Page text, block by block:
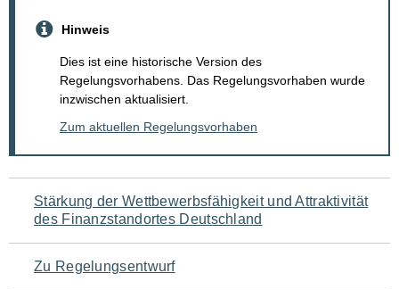
Hinweis
Dies ist eine historische Version des
Regelungsvorhabens. Das Regelungsvorhaben wurde
inzwischen aktualisiert.
Zum aktuellen Regelungsvorhaben
Navigation
für
den
Stärkung der Wettbewerbsfähigkeit und Attraktivität
des Finanzstandortes Deutschland
Zu Regelungsentwurf